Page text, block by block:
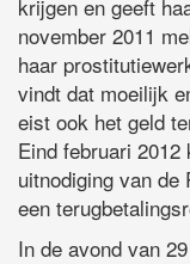
krijgen en geeft
november 2011
haar
vindt dat moeilijk
eist ook het geld
Eind februari
uitnodiging van de
een
In de avond van